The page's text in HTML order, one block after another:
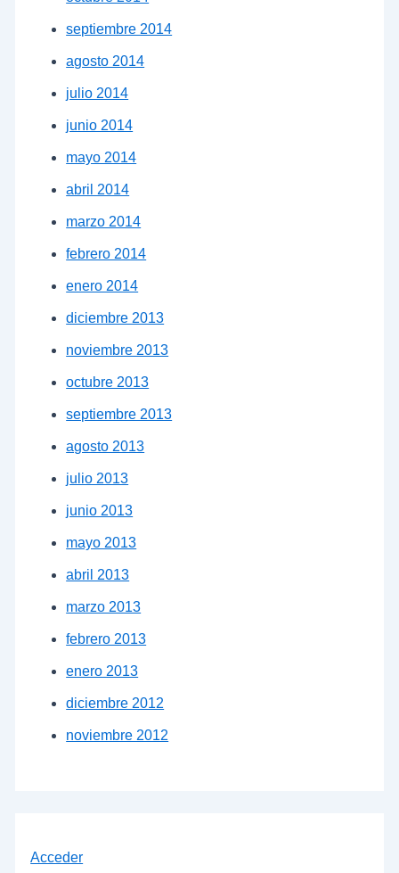
septiembre 2014
agosto 2014
julio 2014
junio 2014
mayo 2014
abril 2014
marzo 2014
febrero 2014
enero 2014
diciembre 2013
noviembre 2013
octubre 2013
septiembre 2013
agosto 2013
julio 2013
junio 2013
mayo 2013
abril 2013
marzo 2013
febrero 2013
enero 2013
diciembre 2012
noviembre 2012
Acceder